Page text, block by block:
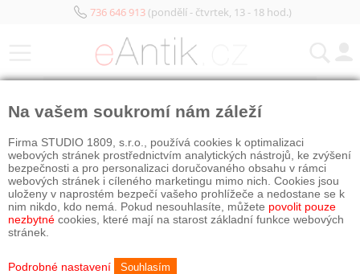
736 646 913(pondělí - čtvrtek, 13 - 18 hod.)
Na vašem soukromí nám záleží
Firma STUDIO 1809, s.r.o., používá cookies k optimalizaci
webových stránek prostřednictvím analytických nástrojů, ke zvýšení
bezpečnosti a pro personalizaci doručovaného obsahu v rámci
webových stránek i cíleného marketingu mimo nich. Cookies jsou
uloženy v naprostém bezpečí vašeho prohlížeče a nedostane se k
nim nikdo, kdo nemá. Pokud nesouhlasíte, můžete povolit pouze
nezbytné cookies, které mají na starost základní funkce webových
stránek.
Podrobné nastavení Souhlasím